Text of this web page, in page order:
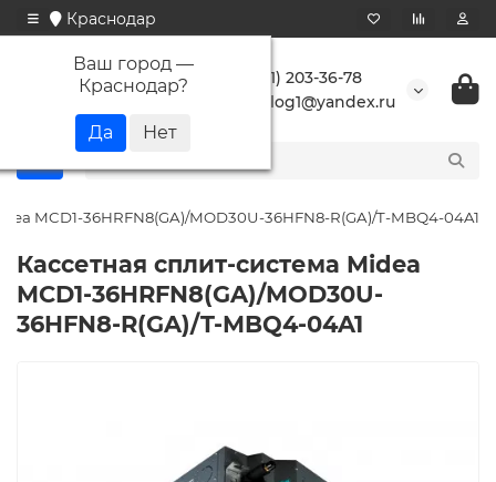
Краснодар
Ваш город —
Краснодар?
+7 (861) 203-36-78
buranlog1@yandex.ru
MCD1-36HRFN8(GA)/MOD30U-36HFN8-R(GA)/T-MBQ4-04A1
Кассетная сплит-система Midea
MCD1-36HRFN8(GA)/MOD30U-
36HFN8-R(GA)/T-MBQ4-04A1